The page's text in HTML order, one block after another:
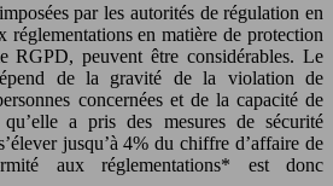
réglementations en matière de protection
RGPD, peuvent être considérables. Le
de la gravité de la violation de
concernées et de la capacité de
a pris des mesures de sécurité
jusqu’à 4% du chiffre d’affaire de
aux réglementations* est donc